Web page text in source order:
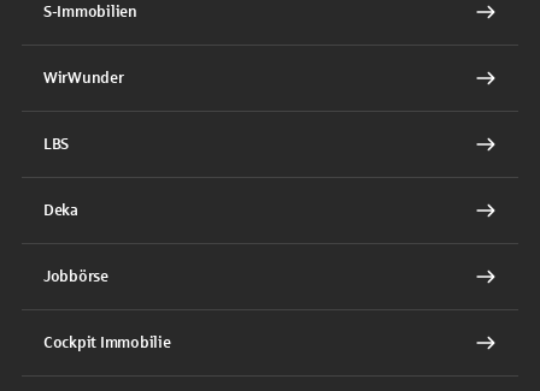
S-Immobilien
WirWunder
LBS
Deka
Jobbörse
Cockpit Immobilie